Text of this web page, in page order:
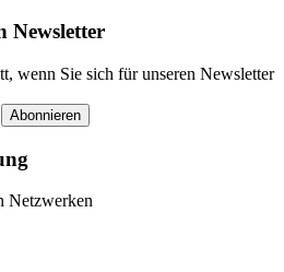
Newsletter
wenn Sie sich für unseren Newsletter
Abonnieren
Netzwerken